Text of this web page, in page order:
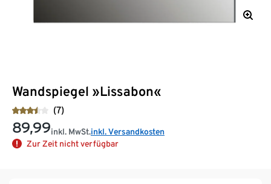
Wandspiegel »Lissabon«
(7)
89,99inkl. MwSt.inkl. Versandkosten
Zur Zeit nicht verfügbar